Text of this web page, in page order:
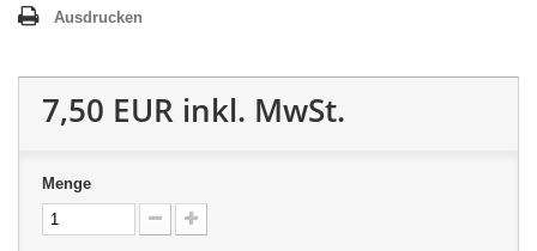
Ausdrucken
7,50 EUR inkl. MwSt.
Menge